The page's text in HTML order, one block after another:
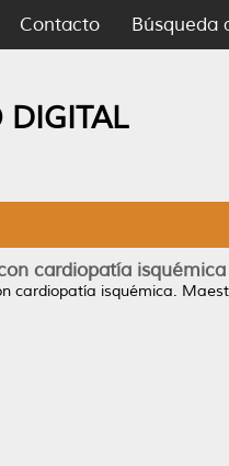
Contacto Búsqueda
DIGITAL
cardiopatía isquémica
cardiopatía isquémica.